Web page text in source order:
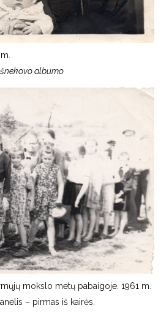
albumo
mokslo metų pabaigoje. 1961 m.
– pirmas iš kairės.